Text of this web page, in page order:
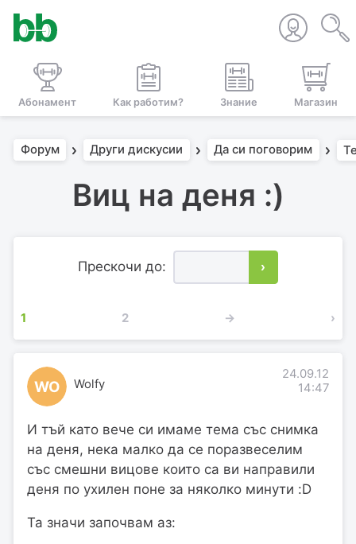
Абонамент Как работим? Знание Магазин
Форум Други дискусии Да си поговорим
Виц на деня :)
Прескочи до: ›
1 2 → ›
WO Wolfy
24.09.12
14:47
И тъй като вече си имаме тема със снимка
на деня, нека малко да се поразвеселим
със смешни вицове които са ви направили
деня по ухилен поне за няколко минути :D
Та значи започвам аз: